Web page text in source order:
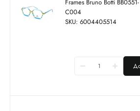
Frames Bruno Botti BB0551-
C004
SKU: 6004405514